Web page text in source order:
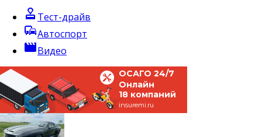
approval Тест-драйв
commuteАвтоспорт
movieВидео
ОСАГО 24/7
Онлайн
18 компаний
insuremi.ru